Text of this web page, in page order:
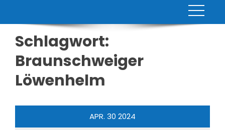
Schlagwort:
Braunschweiger
Löwenhelm
APR. 30 2024